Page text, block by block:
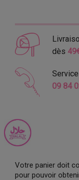
dès
09 84
Votre panier doit
pour pouvoir